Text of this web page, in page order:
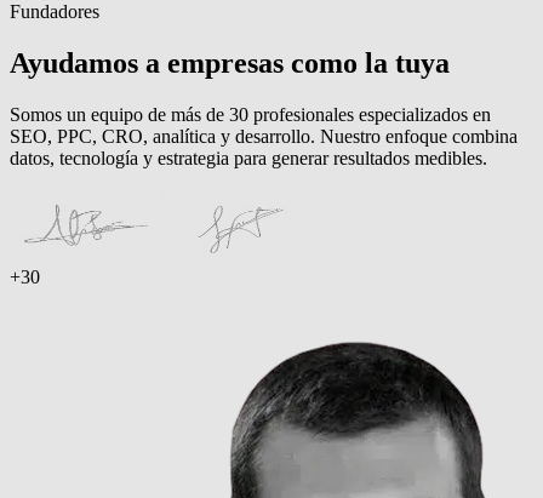
Fundadores
Ayudamos a empresas como la tuya
Somos un equipo de más de 30 profesionales especializados en
SEO, PPC, CRO, analítica y desarrollo. Nuestro enfoque combina
datos, tecnología y estrategia para generar resultados medibles.
+30